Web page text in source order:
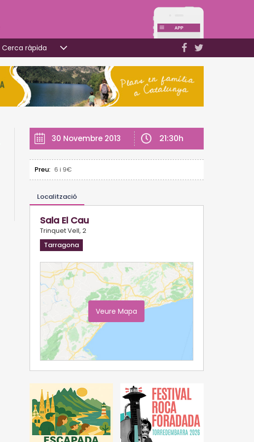
Cerca ràpida
30 Novembre 2013 21:30h
Preu: 6 i 9€
Localització
Sala El Cau
Trinquet Vell, 2
Tarragona
Veure Mapa